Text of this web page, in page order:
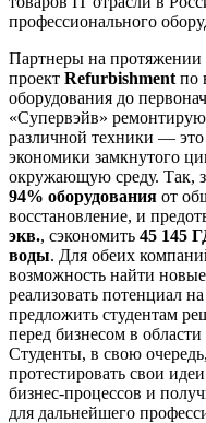
профессионального
Партнеры на протяжении
проект Refurbishment по
оборудования до
«Супервэйв»
различной техники —
экономики замкнутого
окружающую среду. Так,
94% оборудования от
восстановление, и
экв., сэкономить 45 145
воды. Для обеих
возможность найти
реализовать потенциал
предложить студентам
перед бизнесом в
Студенты, в свою
протестировать свои
бизнес-процессов и
для дальнейшего